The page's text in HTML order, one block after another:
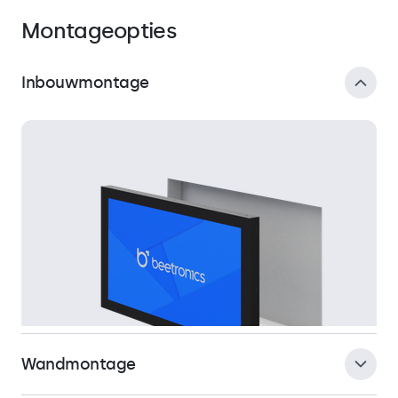
Montageopties
Inbouwmontage
Wandmontage